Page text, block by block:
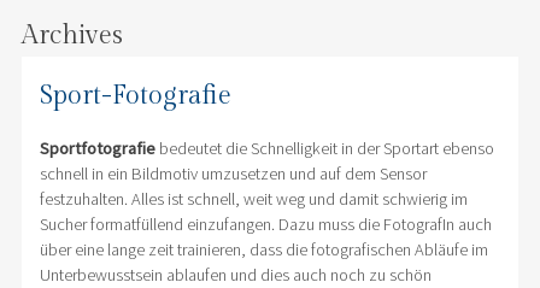
Archives
Sport-Fotografie
Sportfotografiebedeutet die Schnelligkeit in der Sportart ebenso
schnell in ein Bildmotiv umzusetzen und auf dem Sensor
festzuhalten. Alles ist schnell, weit weg und damit schwierig im
Sucher formatfüllend einzufangen. Dazu muss die FotografIn auch
über eine lange zeit trainieren, dass die fotografischen Abläufe im
Unterbewusstsein ablaufen und dies auch noch zu schön